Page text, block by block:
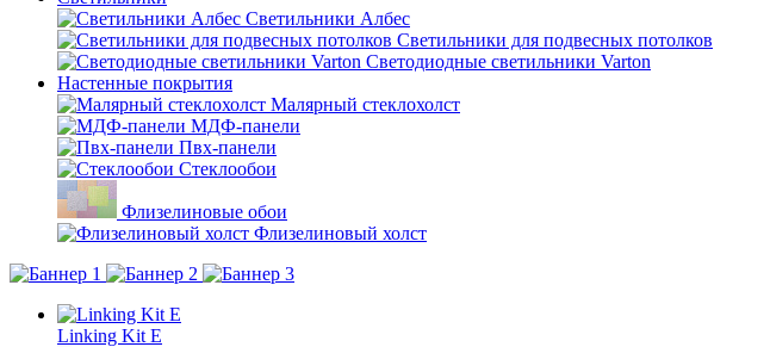
Светильники Албес
Светильники для подвесных потолков
Светодиодные светильники Varton
Настенные покрытия
Малярный стеклохолст
МДФ-панели
Пвх-панели
Стеклообои
Флизелиновые обои
Флизелиновый холст
Linking Kit E